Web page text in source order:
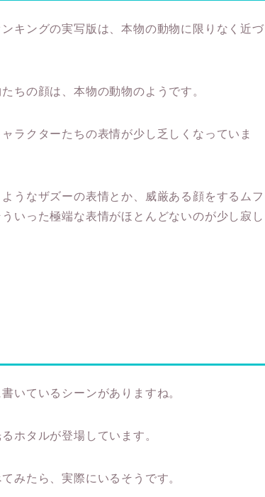
キングの実写版は、本物の動物に限りなく近づ
ちの顔は、本物の動物のようです。
ラクターたちの表情が少し乏しくなっていま
うなザズーの表情とか、威厳ある顔をするムフ
いった極端な表情がほとんどないのが少し寂し
いているシーンがありますね。
ホタルが登場しています。
みたら、実際にいるそうです。